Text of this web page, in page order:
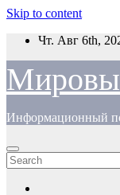
Skip to content
Чт. Авг 6th,
Информационный